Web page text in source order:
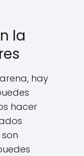
la
hay
hacer